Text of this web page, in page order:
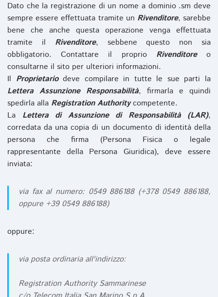
Dato che la registrazione di un nome a dominio .sm deve
sempre essere effettuata tramite un Rivenditore, sarebbe
bene che anche questa operazione venga effettuata
tramite il Rivenditore, sebbene questo non sia
obbligatorio. Contattare il proprio Rivenditoreo
consultarne il sito per ulteriori informazioni.
Il Proprietariodeve compilare in tutte le sue parti la
Lettera Assunzione Responsabilità, firmarla e quindi
spedirla alla Registration Authoritycompetente.
La Lettera di Assunzione di Responsabilità (LAR),
corredata da una copia di un documento di identità della
persona che firma (Persona Fisica o legale
rappresentante della Persona Giuridica), deve essere
inviata:
via fax al numero: 0549 886188 (+378 0549 886188,
oppure +39 0549 886188)
oppure:
via posta ordinaria all'indirizzo:
Registration Authority Sammarinese